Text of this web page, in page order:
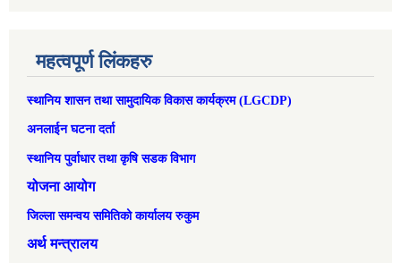
महत्वपूर्ण लिंकहरु
स्थानिय शासन तथा सामुदायिक विकास कार्यक्रम (LGCDP)
अनलाईन घटना दर्ता
स्थानिय पुर्वाधार तथा कृषि सडक विभाग
योजना आयोग
जिल्ला समन्वय समितिको कार्यालय रुकुम
अर्थ मन्त्रालय